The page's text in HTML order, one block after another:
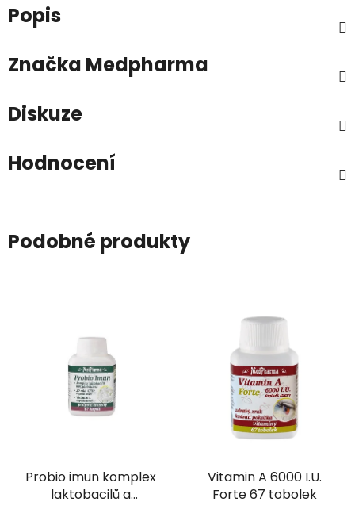
Popis
Značka Medpharma
Diskuze
Hodnocení
Podobné produkty
Probio imun komplex
laktobacilů a
Vitamin A 6000 I.U.
Forte 67 tobolek